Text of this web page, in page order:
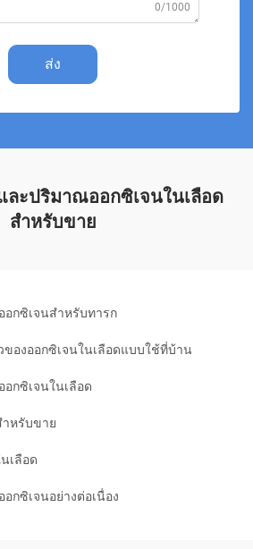
0/1000
ส่ง
ละปริมาณออกซิเจนในเลือด
สำหรับขาย
อกซิเจนสำหรับทารก
ของออกซิเจนในเลือดแบบใช้ที่บ้าน
อกซิเจนในเลือด
ำหรับขาย
เลือด
กซิเจนอย่างต่อเนื่อง